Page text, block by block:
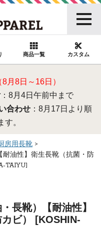
商品一覧 カスタム
月8日～16日）
：8月4日午前中まで
合わせ：8月17日より順
す。
房用長靴
耐油性】衛生長靴（抗菌・防
TAIYU]
長靴）【耐油性】
ビ） [KOSHIN-